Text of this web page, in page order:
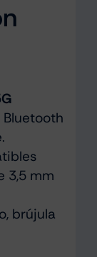
3,5 mm
brújula